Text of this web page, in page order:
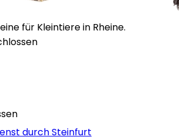
für Kleintiere in Rheine.
durchSteinfurt